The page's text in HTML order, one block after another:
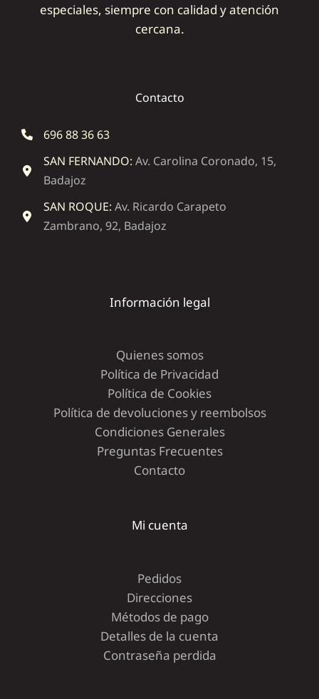
especiales, siempre con calidad y atención
cercana.
Contacto
696 88 36 63
SAN FERNANDO: Av. Carolina Coronado, 15,
Badajoz
SAN ROQUE: Av. Ricardo Carapeto
Zambrano, 92, Badajoz
Información legal
Quienes somos
Política de Privacidad
Política de Cookies
Política de devoluciones y reembolsos
Condiciones Generales
Preguntas Frecuentes
Contacto
Mi cuenta
Pedidos
Direcciones
Métodos de pago
Detalles de la cuenta
Contraseña perdida